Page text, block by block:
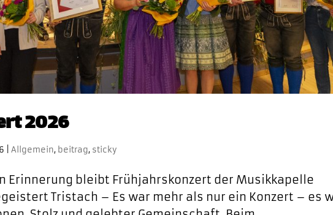
2026
|Allgemein, beitrag, sticky
Erinnerung bleibt Frühjahrskonzert der Musikkapelle
Tristach – Es war mehr als nur ein Konzert – es